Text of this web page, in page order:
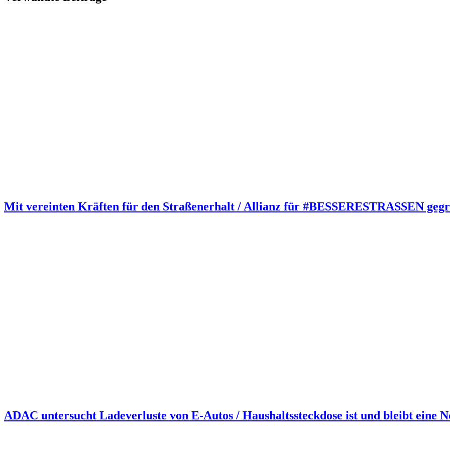
Mit vereinten Kräften für den Straßenerhalt / Allianz für #BESSERESTRASSEN
ADAC untersucht Ladeverluste von E-Autos / Haushaltssteckdose ist und bleibt eine